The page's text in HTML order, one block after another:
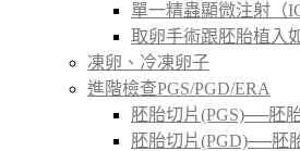
單一精蟲顯微注射（
取卵手術跟胚胎植入
凍卵、冷凍卵子
進階檢查PGS/PGD/ERA
胚胎切片(PGS)──胚
胚胎切片(PGD)──胚